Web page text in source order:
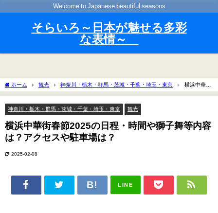
Welcome to Japanese beautiful seasons
そらいろ～日本が魅せる多彩
な表情～
ホーム 観光 神奈川・栃木・群馬・茨城・千葉・埼玉・東京
横浜中華街
春節2025の日程・時間や獅子舞等内容は？アクセスや駐車場は？
神奈川・栃木・群馬・茨城・千葉・埼玉・東京 観光
横浜中華街春節2025の日程・時間や獅子舞等内容
は？アクセスや駐車場は？
2025-02-08
LINE